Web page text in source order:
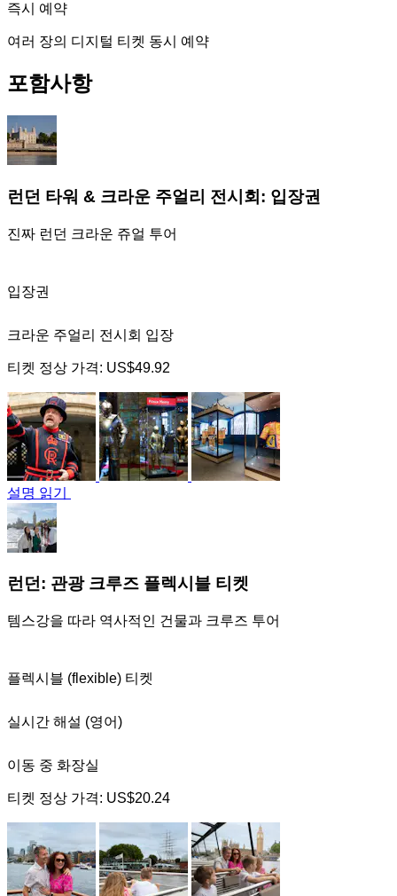
즉시 예약
여러 장의 디지털 티켓 동시 예약
포함사항
런던 타워 & 크라운 주얼리 전시회: 입장권
진짜 런던 크라운 쥬얼 투어
입장권
크라운 주얼리 전시회 입장
티켓 정상 가격: US$49.92
설명 읽기
런던: 관광 크루즈 플렉시블 티켓
템스강을 따라 역사적인 건물과 크루즈 투어
플렉시블 (flexible) 티켓
실시간 해설 (영어)
이동 중 화장실
티켓 정상 가격: US$20.24